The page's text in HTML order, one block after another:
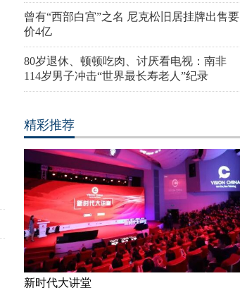
曾有“西部白宫”之名 尼克松旧居挂牌出售要
价4亿
80岁退休、顿顿吃肉、讨厌看电视：南非
114岁男子冲击“世界最长寿老人”纪录
精彩推荐
新时代大讲堂